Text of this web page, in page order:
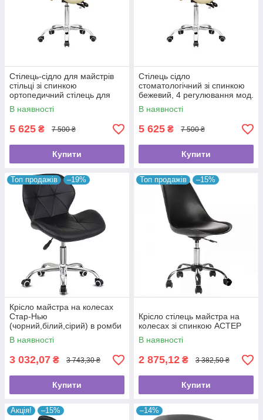
Стілець-сідло для майстрів
стільці зі спинкою
ортопедичний стілець для
роботи стільчики майстра BS
Ukraine 7015
В наявності
5 625 ₴ 7 500 ₴
Купити
Стілець сідло
стоматологічний зі спинкою
бежевий, 4 регулювання мод.
BS-7015
В наявності
5 625 ₴ 7 500 ₴
Купити
Топ продажів –19%
Крісло майстра на колесах
Стар-Нью
(чорний,білий,сірий) в ромби
В наявності
3 032,07 ₴ 3 743,30 ₴
Купити
Топ продажів –15%
Крісло стілець майстра на
колесах зі спинкою АСТЕР
В наявності
2 875,12 ₴ 3 382,50 ₴
Купити
Акція! –15% –14%